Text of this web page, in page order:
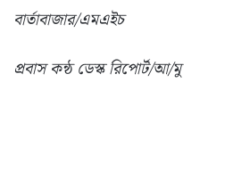
বার্তাবাজার/এমএইচ
প্রবাস কন্ঠ ডেস্ক রিপোর্ট/আ/মু